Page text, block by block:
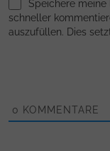
Speichere
schneller
auszufüllen. Dies
0 KOMMENTARE